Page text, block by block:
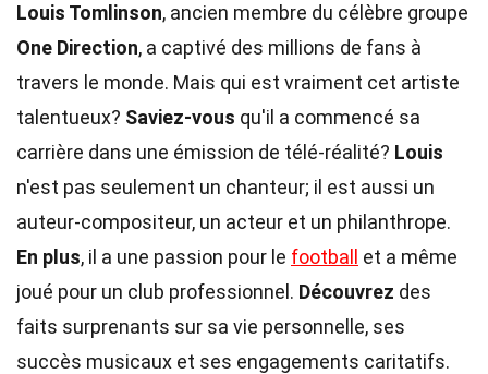
Louis Tomlinson, ancien membre du célèbre groupe
One Direction, a captivé des millions de fans à
travers le monde. Mais qui est vraiment cet artiste
talentueux? Saviez-vous qu'il a commencé sa
carrière dans une émission de télé-réalité? Louis
n'est pas seulement un chanteur; il est aussi un
auteur-compositeur, un acteur et un philanthrope.
En plus, il a une passion pour le football
et a même
joué pour un club professionnel. Découvrez des
faits surprenants sur sa vie personnelle, ses
succès musicaux et ses engagements caritatifs.